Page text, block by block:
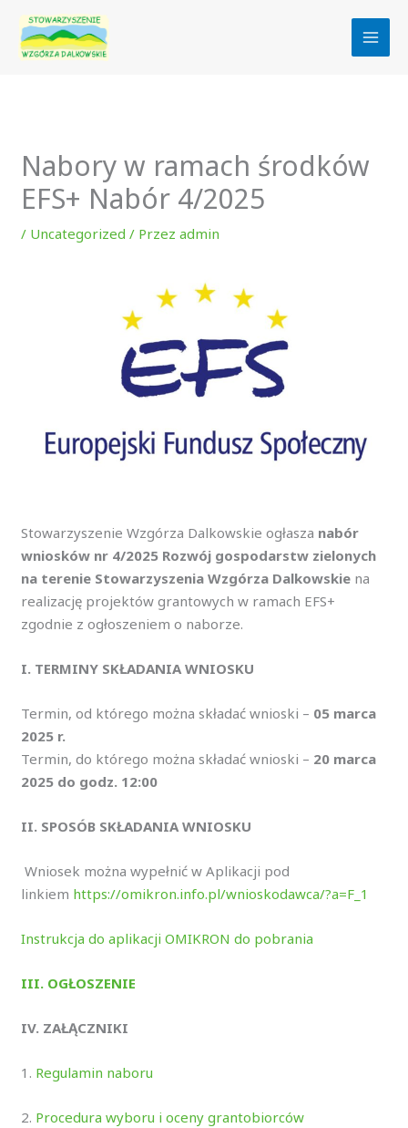
Przejdź
treści
Nabory w ramach środków
EFS+ Nabór 4/2025
/ Uncategorized / Przezadmin
Stowarzyszenie Wzgórza Dalkowskie ogłasza nabór
wniosków nr 4/2025 Rozwój gospodarstw zielonych
na terenie Stowarzyszenia Wzgórza Dalkowskie na
realizację projektów grantowych w ramach EFS+
zgodnie z ogłoszeniem o naborze.
I. TERMINY SKŁADANIA WNIOSKU
Termin, od którego można składać wnioski – 05 marca
2025 r.
Termin, do którego można składać wnioski – 20 marca
2025 do godz. 12:00
II. SPOSÓB SKŁADANIA WNIOSKU
Wniosek można wypełnić w Aplikacji pod
linkiem https://omikron.info.pl/wnioskodawca/?a=F_1
Instrukcja do aplikacji OMIKRON do pobrania
III. OGŁOSZENIE
IV. ZAŁĄCZNIKI
1. Regulamin naboru
2. Procedura wyboru i oceny grantobiorców